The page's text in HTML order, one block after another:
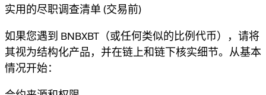
实用的尽职调查清单 (交易前)
如果您遇到 BNBXBT（或任何类似的比例代币），请将
其视为结构化产品，并在链上和链下核实细节。从基本
情况开始：